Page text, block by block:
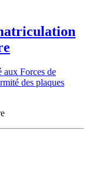
Forces de
des plaques